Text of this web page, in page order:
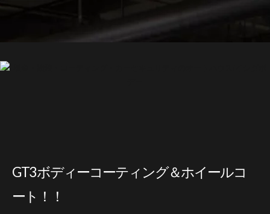
GT3 ボディーコーティング＆ホイールコ
ート！！